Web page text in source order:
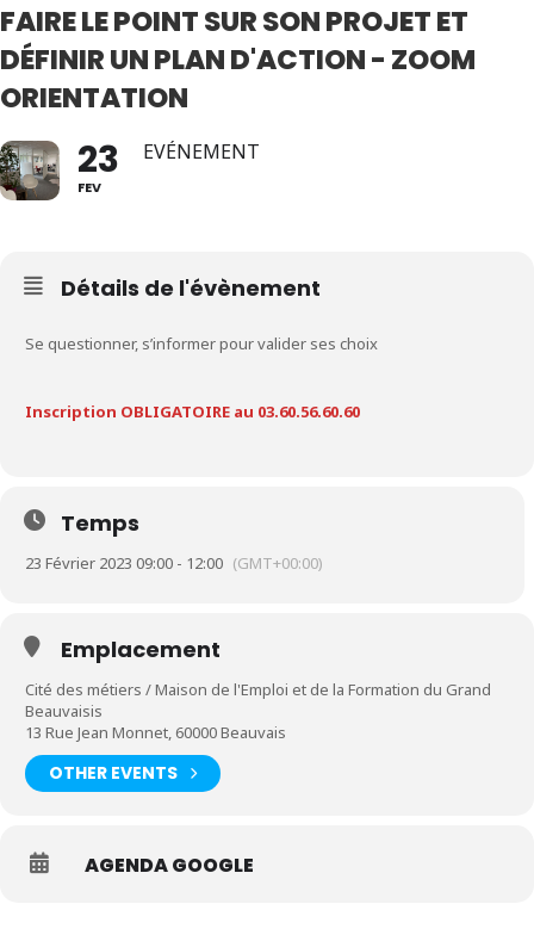
FAIRE LE POINT SUR SON PROJET ET
DÉFINIR UN PLAN D'ACTION - ZOOM
ORIENTATION
23
FEV
EVÉNEMENT
Détails de l'évènement
Se questionner, s’informer pour valider ses choix
Inscription OBLIGATOIRE au 03.60.56.60.60
Temps
23 Février 2023 09:00 - 12:00 (GMT+00:00)
Emplacement
Cité des métiers / Maison de l'Emploi et de la Formation du Grand
Beauvaisis
13 Rue Jean Monnet, 60000 Beauvais
OTHER EVENTS
AGENDA GOOGLE